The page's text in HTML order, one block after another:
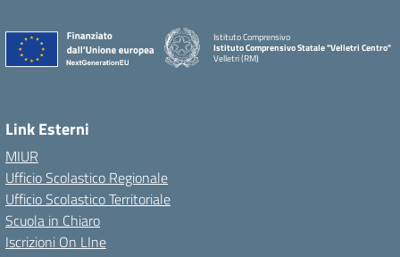
Istituto Comprensivo
Istituto Comprensivo Statale "Velletri Centro"
Velletri (RM)
Link Esterni
MIUR
Ufficio Scolastico Regionale
Ufficio Scolastico Territoriale
Scuola in Chiaro
Iscrizioni On LIne